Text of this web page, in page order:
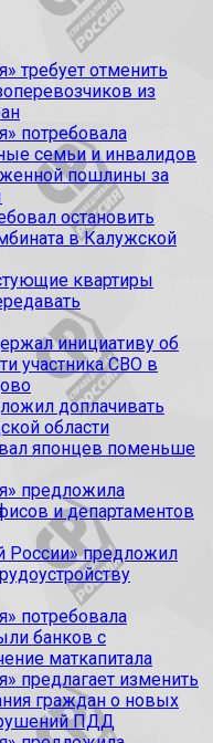
требует отменить
из
потребовала
семьи и инвалидов
пошлины за
остановить
в Калужской
квартиры
инициативу об
участника СВО в
доплачивать
области
японцев поменьше
предложила
и департаментов
России» предложил
потребовала
банков с
маткапитала
предлагает изменить
граждан о новых
ПДД